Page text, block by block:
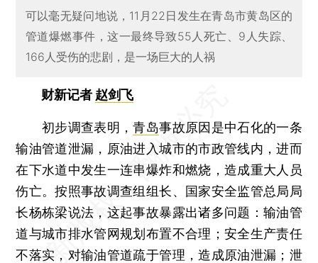
可以毫无疑问地说，11月22日发生在青岛市黄岛区的
管道爆燃事件，这一最终导致55人死亡、9人失踪、
166人受伤的悲剧，是一场巨大的人祸
财新记者 赵剑飞
初步调查表明，青岛事故原因是中石化的一条
输油管道泄漏，原油进入城市的市政管线内，进而
在下水道中发生一连串爆炸和燃烧，造成重大人员
伤亡。按照事故调查组组长、国家安全监管总局局
长杨栋梁说法，这起事故暴露出诸多问题：输油管
道与城市排水管网规划布置不合理；安全生产责任
不落实，对输油管道疏于管理，造成原油泄漏；泄